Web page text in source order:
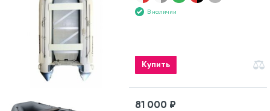
В наличии
Купить
81 000 ₽